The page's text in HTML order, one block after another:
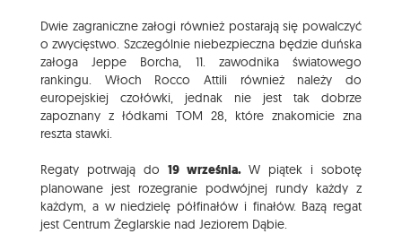
Dwie zagraniczne załogi również postarają się powalczyć
o zwycięstwo. Szczególnie niebezpieczna będzie duńska
załoga Jeppe Borcha, 11. zawodnika światowego
rankingu. Włoch Rocco Attili również należy do
europejskiej czołówki, jednak nie jest tak dobrze
zapoznany z łódkami TOM 28, które znakomicie zna
reszta stawki.
Regaty potrwają do 19 września.W piątek i sobotę
planowane jest rozegranie podwójnej rundy każdy z
każdym, a w niedzielę półfinałów i finałów. Bazą regat
jest Centrum Żeglarskie nad Jeziorem Dąbie.